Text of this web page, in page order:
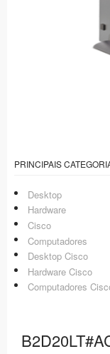
PRINCIPAIS
Desktop
Hardware
Cisco
Computadores
Desktop Cisco
Hardware Cisco
Computadores